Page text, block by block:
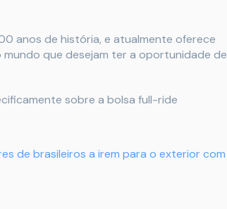
anos de história, e atualmente oferece
que desejam ter a oportunidade de
sobre a bolsa full-ride
de brasileiros a irem para o exterior com